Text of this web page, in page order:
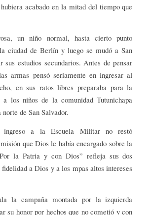
acabado en la mitad del tiempo que
un niño normal, hasta cierto punto
ciudad de Berlín y luego se mudó a San
sus estudios secundarios. Antes de pensar
armas pensó seriamente en ingresar al
en sus ratos libres preparaba para la
a los niños de la comunidad Tutunichapa
de San Salvador.
ingreso a la Escuela Militar no restó
que Dios le había encargado sobre la
la Patria y con Dios” refleja sus dos
a Dios y a los mpas altos intereses
la campaña montada por la izquierda
su honor por hechos que no cometió y con